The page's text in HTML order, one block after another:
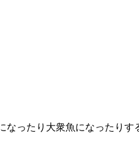
ったり大衆魚になったりす